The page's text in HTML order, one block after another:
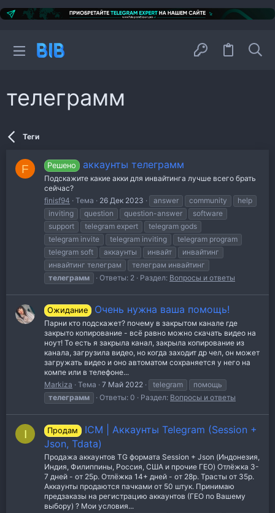
телеграмм
Теги
F Решено аккаунты телеграмм
Подскажите какие акки для инвайтинга лучше всего брать
сейчас?
finisf94
Тема 26 Дек 2023 answer community
help
inviting
question question-answer
software
support
telegram expert
telegram gods
telegram invite
telegram inviting
telegram program
telegram soft
аккаунты инвайт
инвайтинг
инвайтинг телеграм
телеграм инвайтинг
телеграмм
Ответы: 2 Раздел: Вопросы и ответы
Ожидание Очень нужна ваша помощь!
Парни кто подскажет? почему в закрытом канале где
закрыто копирование - всё равно можно скачать видео на
ноут! То есть я закрыла канал, закрыла копирование из
канала, загрузила видео, но когда заходит др чел, он может
загружать видео и оно автоматом сохраняется у него на
компе или в телефоне...
Markiza
Тема 7 Май 2022 telegram
помощь
телеграмм
Ответы: 0 Раздел: Вопросы и ответы
I Продам
ICM | Аккаунты Telegram (Session +
Json, Tdata)
Продажа аккаунтов TG формата Session + Json (Индонезия,
Индия, Филиппины, Россия, США и прочие ГЕО) Отлёжка 3-
7 дней - от 25р. Отлёжка 14+ дней - от 28р. Трасты от 35р.
Аккаунты продаются пачками от 50 штук. Принимаю
предзаказы на регистрацию аккаунтов (ГЕО по Вашему
выбору) ? Мои условия...